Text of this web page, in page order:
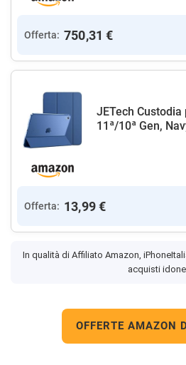
Offerta: 750,31 €
JETech
11ª/10ª Gen,
Offerta: 13,99 €
In qualità di Affiliato Amazon,
acquisti
OFFERTE AMAZON